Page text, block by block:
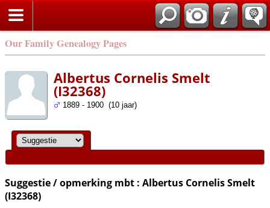
Our Family Genealogy Pages
Albertus Cornelis Smelt
(I32368)
1889 - 1900 (10 jaar)
Suggestie / opmerking mbt : Albertus Cornelis Smelt
(I32368)